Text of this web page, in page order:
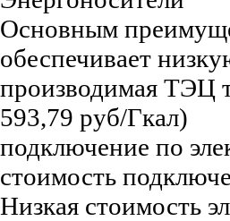
Основным
обеспечивает
производимая ТЭЦ
593,79 руб/Гкал)
подключение по
стоимость
Низкая стоимость